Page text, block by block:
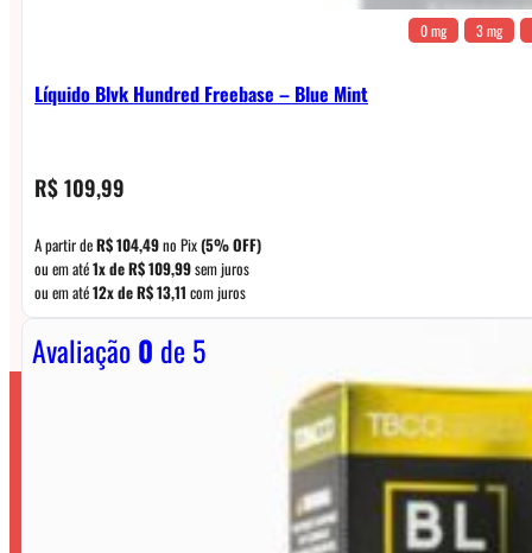
0 mg 3 mg
Líquido Blvk Hundred Freebase – Blue Mint
R$109,99
A partir deR$104,49no Pix(5% OFF)
ou em até1x deR$109,99sem juros
ou em até12x deR$13,11 com juros
Avaliação0 de 5